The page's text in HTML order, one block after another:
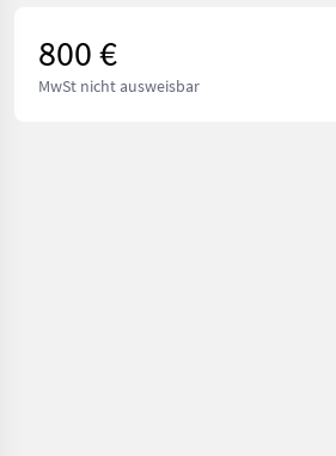
800 €
MwSt nicht ausweisbar